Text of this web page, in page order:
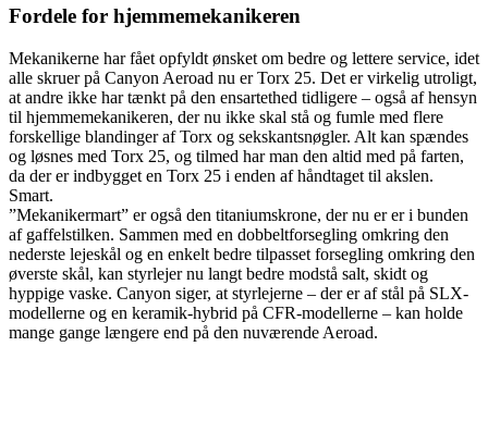
Fordele for hjemmemekanikeren
Mekanikerne har fået opfyldt ønsket om bedre og lettere service, idet
alle skruer på Canyon Aeroad nu er Torx 25. Det er virkelig utroligt,
at andre ikke har tænkt på den ensartethed tidligere – også af hensyn
til hjemmemekanikeren, der nu ikke skal stå og fumle med flere
forskellige blandinger af Torx og sekskantsnøgler. Alt kan spændes
og løsnes med Torx 25, og tilmed har man den altid med på farten,
da der er indbygget en Torx 25 i enden af håndtaget til akslen.
Smart.
”Mekanikermart” er også den titaniumskrone, der nu er er i bunden
af gaffelstilken. Sammen med en dobbeltforsegling omkring den
nederste lejeskål og en enkelt bedre tilpasset forsegling omkring den
øverste skål, kan styrlejer nu langt bedre modstå salt, skidt og
hyppige vaske. Canyon siger, at styrlejerne – der er af stål på SLX-
modellerne og en keramik-hybrid på CFR-modellerne – kan holde
mange gange længere end på den nuværende Aeroad.